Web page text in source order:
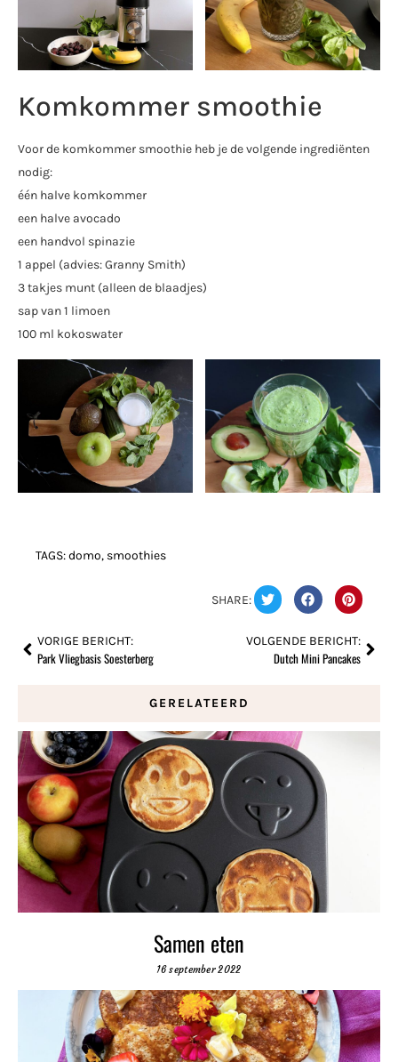
Komkommer smoothie
Voor de komkommer smoothie heb je de volgende ingrediënten
nodig:
één halve komkommer
een halve avocado
een handvol spinazie
1 appel (advies: Granny Smith)
3 takjes munt (alleen de blaadjes)
sap van 1 limoen
100 ml kokoswater
TAGS:domo, smoothies
SHARE:
VORIGE BERICHT:
Park Vliegbasis Soesterberg
VOLGENDE BERICHT:
Dutch Mini Pancakes
GERELATEERD
Samen eten
16 september 2022